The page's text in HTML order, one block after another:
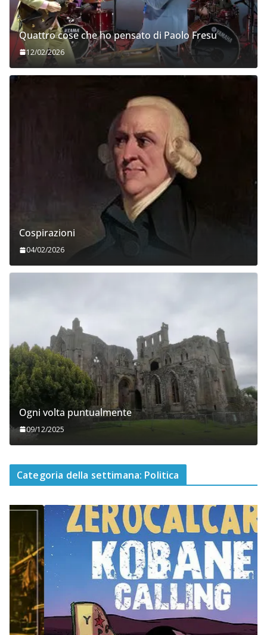
Quattro cose che ho pensato di Paolo Fresu
12/02/2026
Cospirazioni
04/02/2026
Ogni volta puntualmente
09/12/2025
Categoria della settimana: Politica